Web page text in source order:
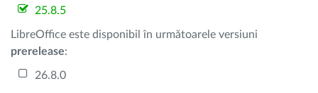
25.8.5
LibreOffice este disponibil în următoarele versiuni
prerelease:
26.8.0